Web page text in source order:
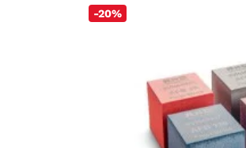
-20%